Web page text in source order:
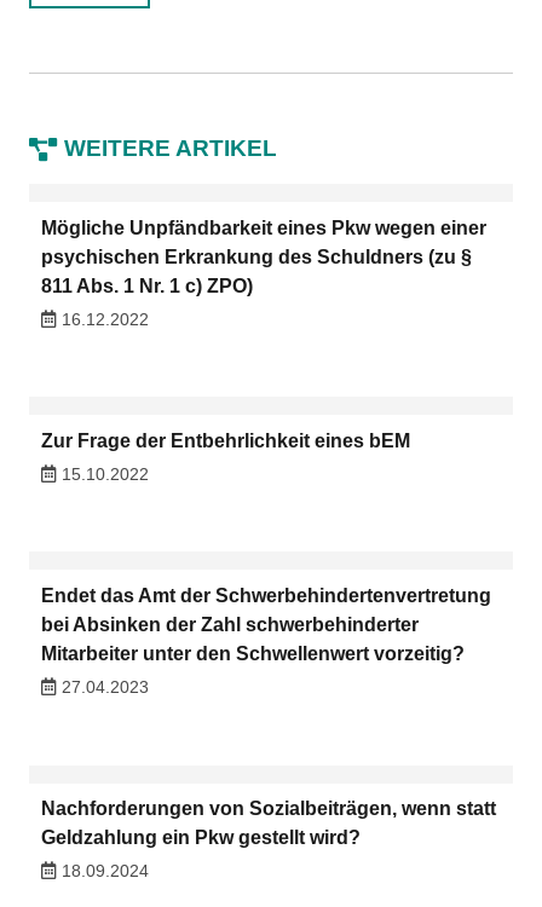
WEITERE ARTIKEL
Mögliche Unpfändbarkeit eines Pkw wegen einer
psychischen Erkrankung des Schuldners (zu §
811 Abs. 1 Nr. 1 c) ZPO)
16.12.2022
Zur Frage der Entbehrlichkeit eines bEM
15.10.2022
Endet das Amt der Schwerbehindertenvertretung
bei Absinken der Zahl schwerbehinderter
Mitarbeiter unter den Schwellenwert vorzeitig?
27.04.2023
Nachforderungen von Sozialbeiträgen, wenn statt
Geldzahlung ein Pkw gestellt wird?
18.09.2024